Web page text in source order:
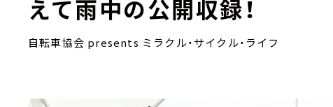
えて雨中の公開収録！
自転車協会 presents ミラクル・サイクル・ライフ